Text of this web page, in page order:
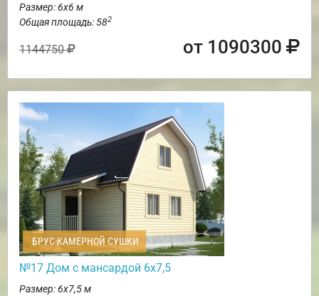
Размер: 6х6 м
Общая площадь: 582
1144750 от 1090300
БРУС КАМЕРНОЙ СУШКИ
№17 Дом с мансардой 6х7,5
Размер: 6х7,5 м